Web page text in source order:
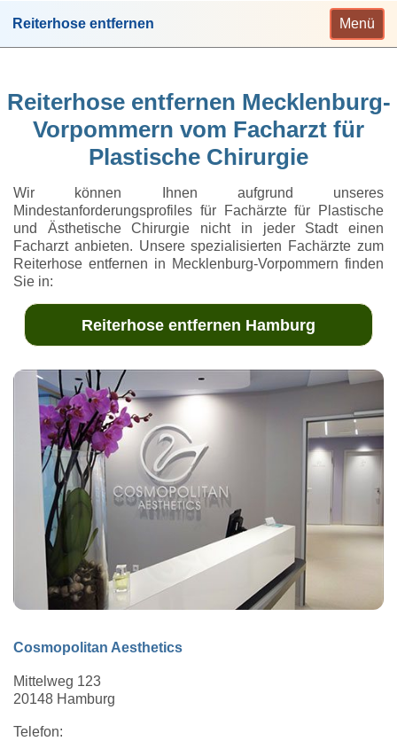
Reiterhose entfernen Menü
Reiterhose entfernen Mecklenburg-
Vorpommern vom Facharzt für
Plastische Chirurgie
Wir können Ihnen aufgrund unseres
Mindestanforderungsprofiles für Fachärzte für Plastische
und Ästhetische Chirurgie nicht in jeder Stadt einen
Facharzt anbieten. Unsere spezialisierten Fachärzte zum
Reiterhose entfernen in Mecklenburg-Vorpommern finden
Sie in:
Reiterhose entfernen Hamburg
Cosmopolitan Aesthetics
Mittelweg 123
20148 Hamburg
Telefon: